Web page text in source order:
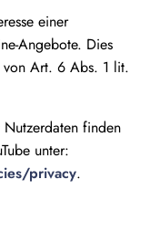
einer
Angebote. Dies
von Art. 6 Abs. 1 lit.
finden
unter:
privacy.